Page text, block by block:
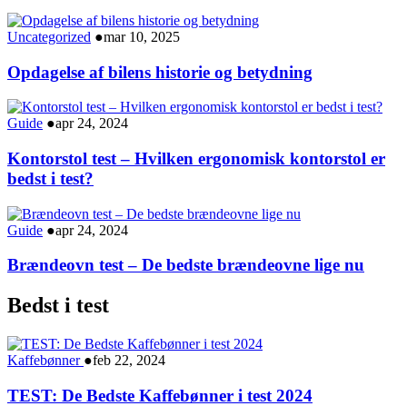
Uncategorized ●mar 10, 2025
Opdagelse af bilens historie og betydning
Guide ●apr 24, 2024
Kontorstol test – Hvilken ergonomisk kontorstol er
bedst i test?
Guide ●apr 24, 2024
Brændeovn test – De bedste brændeovne lige nu
Bedst i test
Kaffebønner ●feb 22, 2024
TEST: De Bedste Kaffebønner i test 2024